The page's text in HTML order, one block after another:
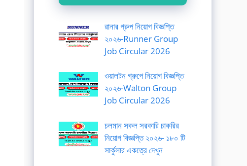
রানার গ্রুপ নিয়োগ বিজ্ঞপ্তি
২০২৬-Runner Group
Job Circular 2026
ওয়ালটন গ্রুপে নিয়োগ বিজ্ঞপ্তি
২০২৬-Walton Group
Job Circular 2026
চলমান সকল সরকারি চাকরির
নিয়োগ বিজ্ঞপ্তি ২০২৬- ১৮০ টি
সার্কুলার একত্রে দেখুন